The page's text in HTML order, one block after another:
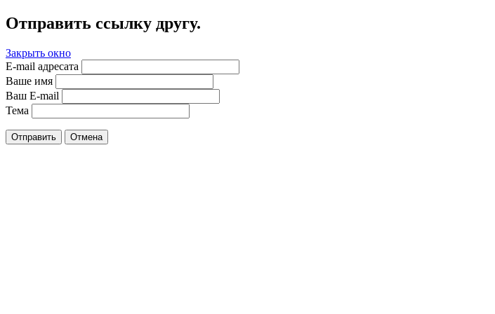
Отправить ссылку другу.
Закрыть окно
E-mail адресата
Ваше имя
Ваш E-mail
Тема
Отправить Отмена